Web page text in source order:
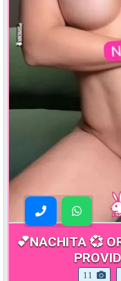
💕NACHITA 💞
11